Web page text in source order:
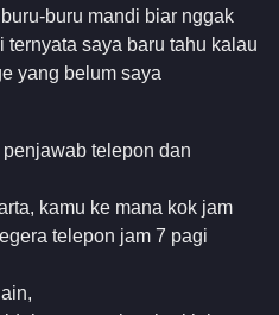
buru mandi biar nggak
saya baru tahu kalau
yang belum saya
telepon dan
kamu ke mana kok jam
telepon jam 7 pagi